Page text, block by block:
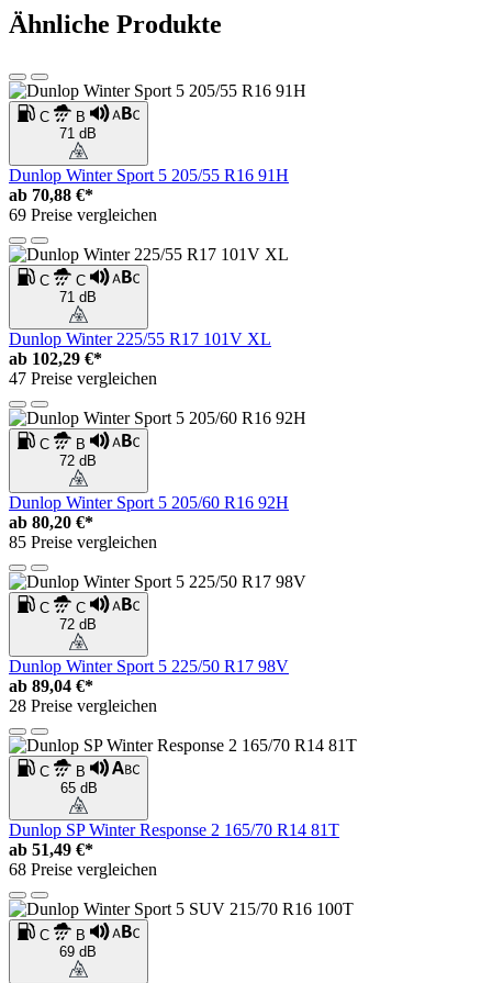
Ähnliche Produkte
C
B
71 dB
Dunlop Winter Sport 5 205/55 R16 91H
ab 70,88 €*
69 Preise vergleichen
C
C
71 dB
Dunlop Winter 225/55 R17 101V XL
ab 102,29 €*
47 Preise vergleichen
C
B
72 dB
Dunlop Winter Sport 5 205/60 R16 92H
ab 80,20 €*
85 Preise vergleichen
C
C
72 dB
Dunlop Winter Sport 5 225/50 R17 98V
ab 89,04 €*
28 Preise vergleichen
C
B
65 dB
Dunlop SP Winter Response 2 165/70 R14 81T
ab 51,49 €*
68 Preise vergleichen
C
B
69 dB